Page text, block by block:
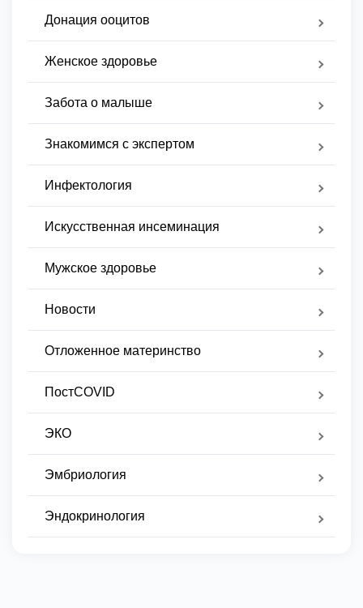
Донация ооцитов
Женское здоровье
Забота о малыше
Знакомимся с экспертом
Инфектология
Искусственная инсеминация
Мужское здоровье
Новости
Отложенное материнство
ПостCOVID
ЭКО
Эмбриология
Эндокринология